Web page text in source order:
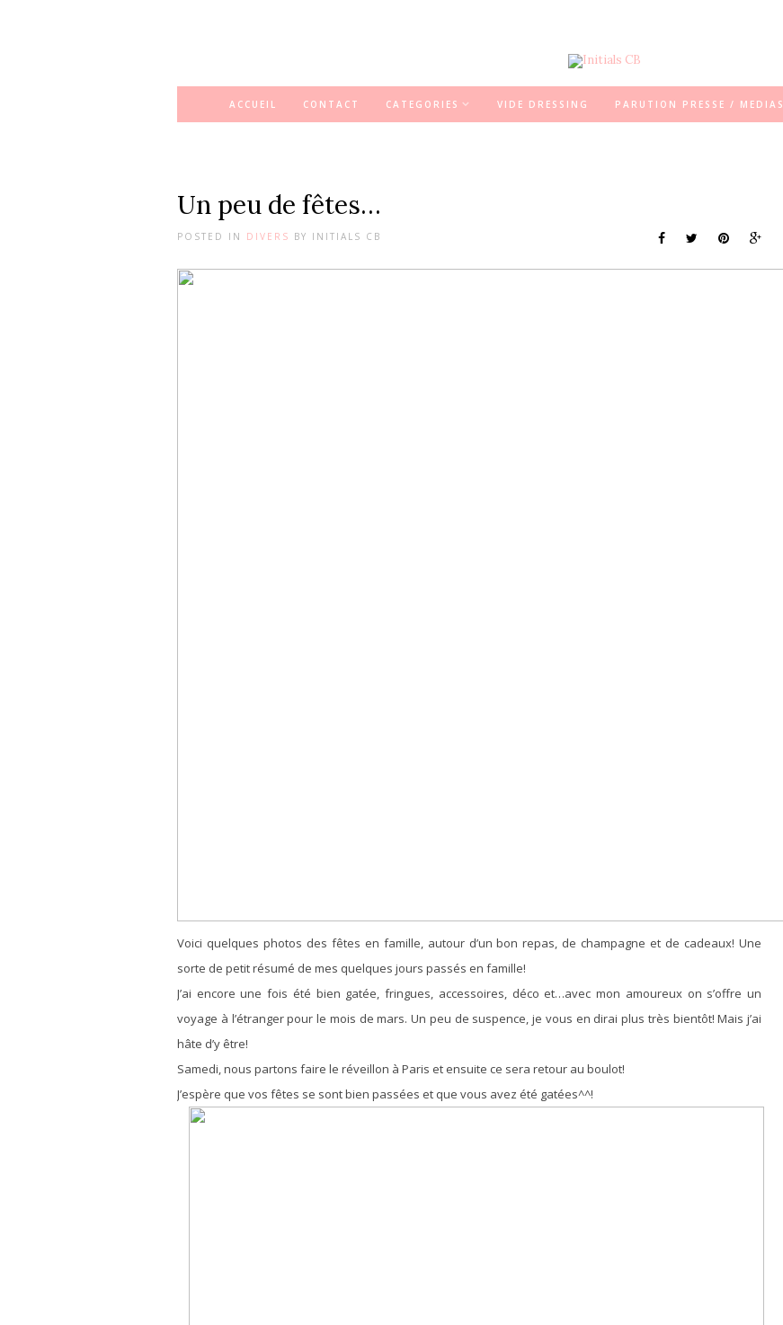
ACCUEIL CONTACT CATEGORIES VIDE DRESSING PARUTION PRESSE / MEDIAS
Un peu de fêtes…
POSTED IN DIVERS BY INITIALS CB
Voici quelques photos des fêtes en famille, autour d’un bon repas, de champagne et de cadeaux! Une
sorte de petit résumé de mes quelques jours passés en famille!
J’ai encore une fois été bien gatée, fringues, accessoires, déco et…avec mon amoureux on s’offre un
voyage à l’étranger pour le mois de mars. Un peu de suspence, je vous en dirai plus très bientôt! Mais j’ai
hâte d’y être!
Samedi, nous partons faire le réveillon à Paris et ensuite ce sera retour au boulot!
J’espère que vos fêtes se sont bien passées et que vous avez été gatées^^!